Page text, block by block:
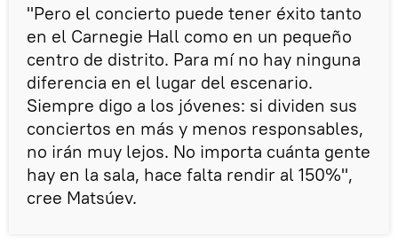
"Pero el concierto puede tener éxito tanto
en el Carnegie Hall como en un pequeño
centro de distrito. Para mí no hay ninguna
diferencia en el lugar del escenario.
Siempre digo a los jóvenes: si dividen sus
conciertos en más y menos responsables,
no irán muy lejos. No importa cuánta gente
hay en la sala, hace falta rendir al 150%",
cree Matsúev.